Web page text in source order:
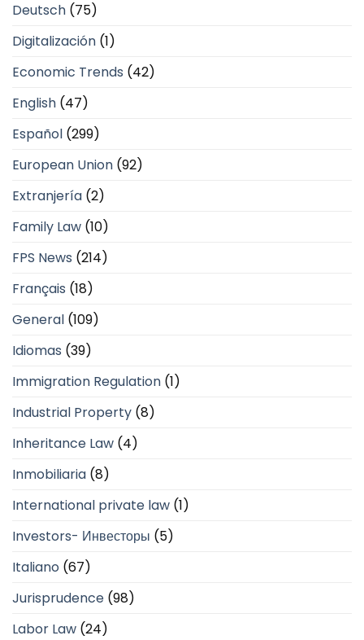
Deutsch (75)
Digitalización (1)
Economic Trends (42)
English (47)
Español (299)
European Union (92)
Extranjería (2)
Family Law (10)
FPS News (214)
Français (18)
General (109)
Idiomas (39)
Immigration Regulation (1)
Industrial Property (8)
Inheritance Law (4)
Inmobiliaria (8)
International private law (1)
Investors- Инвесторы (5)
Italiano (67)
Jurisprudence (98)
Labor Law (24)